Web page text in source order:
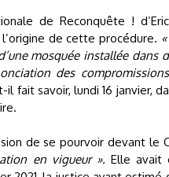
de Reconquête !
de cette procédure.
mosquée installée dans
des
il fait savoir, lundi 16 janvier,
de se pourvoir devant le
en vigueur ». Elle avait